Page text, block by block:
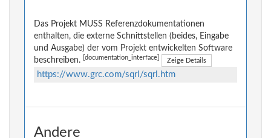
Das Projekt MUSS Referenzdokumentationen
enthalten, die externe Schnittstellen (beides, Eingabe
und Ausgabe) der vom Projekt entwickelten Software
beschreiben.
[documentation_interface] Zeige Details
https://www.grc.com/sqrl/sqrl.htm
Andere